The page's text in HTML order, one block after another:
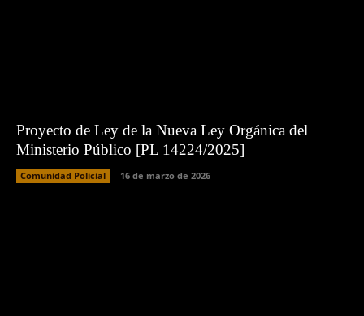
Proyecto de Ley de la Nueva Ley Orgánica del
Ministerio Público [PL 14224/2025]
Comunidad Policial 16 de marzo de 2026